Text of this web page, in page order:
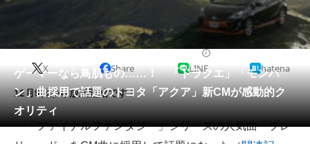
教育・育児
リサーチ
会員記事
メディア
注目記事を集めた総合ページ
ゲーマーなら鳥肌もの……！ 「ドラクエ」「モンハ
ン」曲採用で話題のトヨタ「アクア」新CMが感動的ク
オリティ
X Share LINE hatena
12月9日から放送開始です！
「ファイナルファンタジー」シリーズの人気曲「プレ